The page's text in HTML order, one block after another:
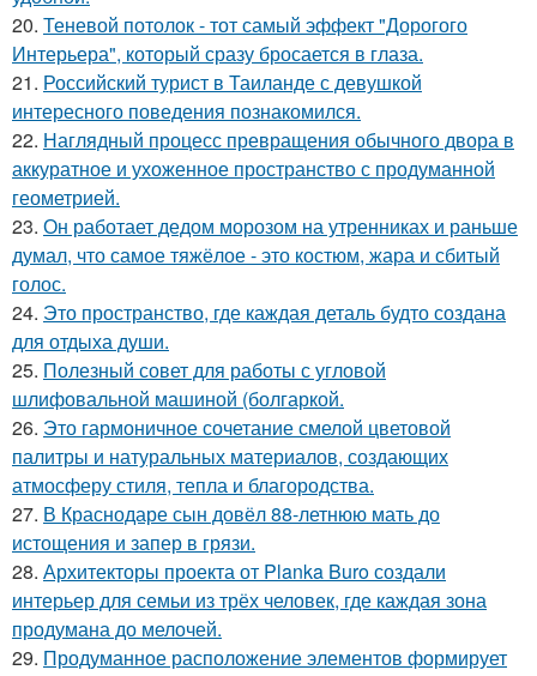
20. Теневой потолок - тот самый эффект "Дорогого
Интерьера", который сразу бросается в глаза.
21. Российский турист в Таиланде с девушкой
интересного поведения познакомился.
22. Наглядный процесс превращения обычного двора в
аккуратное и ухоженное пространство с продуманной
геометрией.
23. Он работает дедом морозом на утренниках и раньше
думал, что самое тяжёлое - это костюм, жара и сбитый
голос.
24. Это пространство, где каждая деталь будто создана
для отдыха души.
25. Полезный совет для работы с угловой
шлифовальной машиной (болгаркой.
26. Это гармоничное сочетание смелой цветовой
палитры и натуральных материалов, создающих
атмосферу стиля, тепла и благородства.
27. В Краснодаре сын довёл 88-летнюю мать до
истощения и запер в грязи.
28. Архитекторы проекта от Planka Buro создали
интерьер для семьи из трёх человек, где каждая зона
продумана до мелочей.
29. Продуманное расположение элементов формирует